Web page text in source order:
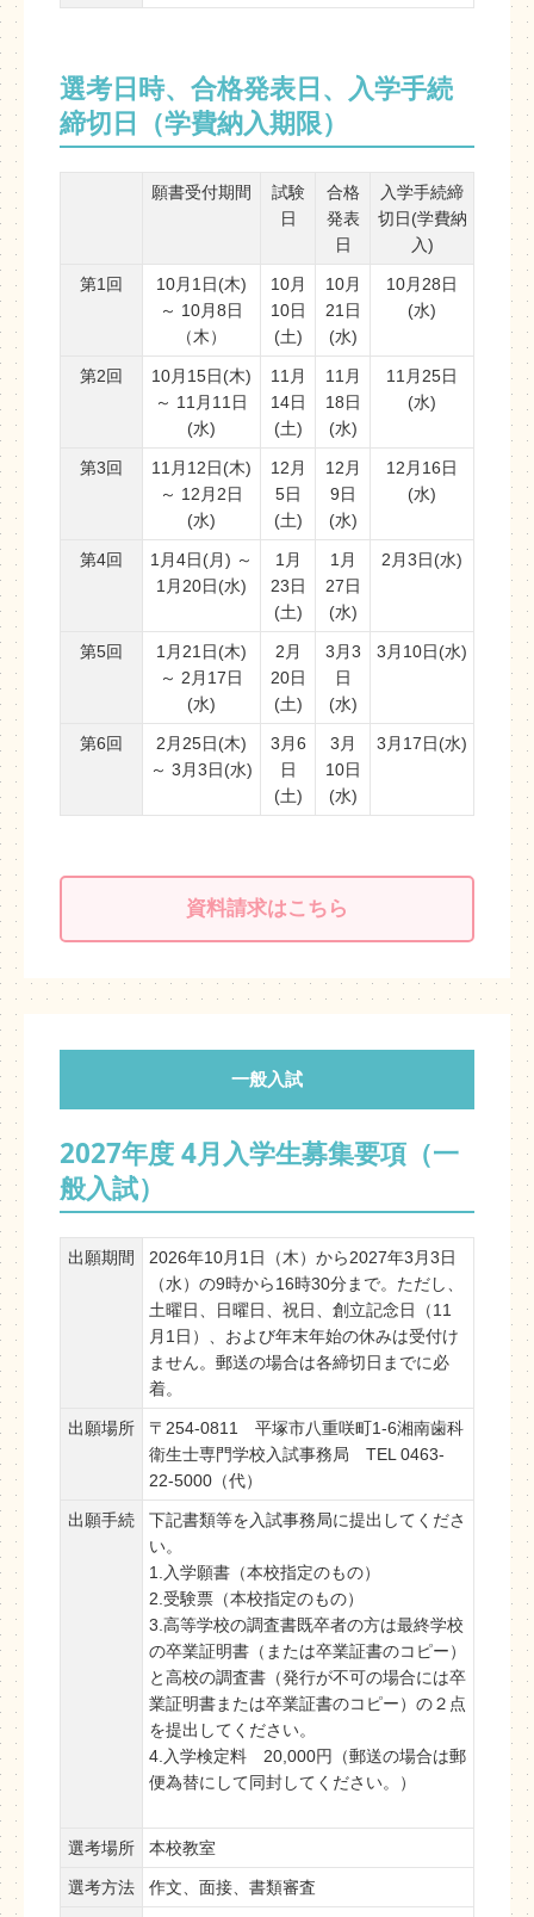
選考日時、合格発表日、入学手続
締切日（学費納入期限）
願書受付期間
試験
日
合格
発表
日
入学手続締
切日(学費納
入)
第1回
10月1日(木)
～ 10月8日
（木）
10月
10日
(土)
10月
21日
(水)
10月28日
(水)
第2回
10月15日(木)
～ 11月11日
(水)
11月
14日
(土)
11月
18日
(水)
11月25日
(水)
第3回
11月12日(木)
～ 12月2日
(水)
12月
5日
(土)
12月
9日
(水)
12月16日
(水)
第4回
1月4日(月) ～
1月20日(水)
1月
23日
(土)
1月
27日
(水)
2月3日(水)
第5回
1月21日(木)
～ 2月17日
(水)
2月
20日
(土)
3月3
日
(水)
3月10日(水)
第6回
2月25日(木)
～ 3月3日(水)
3月6
日
(土)
3月
10日
(水)
3月17日(水)
資料請求はこちら
一般入試
2027年度 4月入学生募集要項（一
般入試）
出願期間
2026年10月1日（木）から2027年3月3日
（水）の9時から16時30分まで。ただし、
土曜日、日曜日、祝日、創立記念日（11
月1日）、および年末年始の休みは受付け
ません。郵送の場合は各締切日までに必
着。
出願場所
〒254-0811 平塚市八重咲町1-6湘南歯科
衛生士専門学校入試事務局 TEL 0463-
22-5000（代）
出願手続
下記書類等を入試事務局に提出してくださ
い。
1.入学願書（本校指定のもの）
2.受験票（本校指定のもの）
3.高等学校の調査書既卒者の方は最終学校
の卒業証明書（または卒業証書のコピー）
と高校の調査書（発行が不可の場合には卒
業証明書または卒業証書のコピー）の２点
を提出してください。
4.入学検定料 20,000円（郵送の場合は郵
便為替にして同封してください。）
選考場所 本校教室
選考方法 作文、面接、書類審査